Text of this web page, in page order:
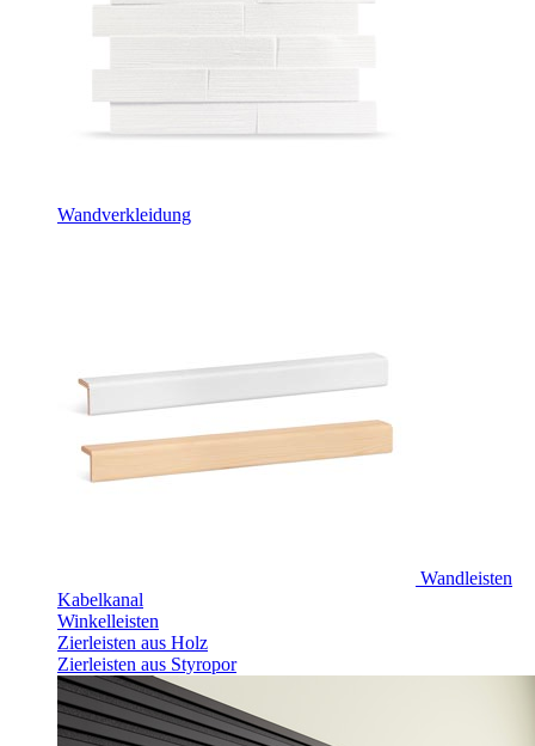
Wandverkleidung
Wandleisten
Kabelkanal
Winkelleisten
Zierleisten aus Holz
Zierleisten aus Styropor